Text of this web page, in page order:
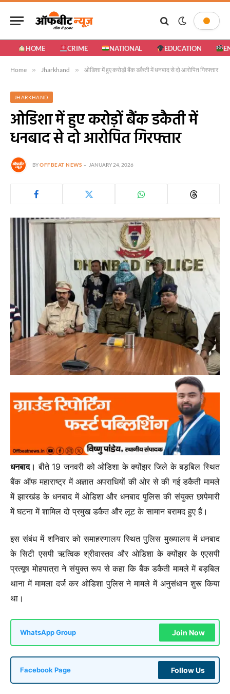
HOME CRIME NATIONAL EDUCATION
Home » Jharkhand » ओडिशा में हुए करोड़ों बैंक डकैती में धनबाद से दो आरोपित गिरफ्तार
JHARKHAND
ओडिशा में हुए करोड़ों बैंक डकैती में
धनबाद से दो आरोपित गिरफ्तार
BYOFFBEAT NEWS JANUARY 24, 2026
धनबाद। बीते 19 जनवरी को ओडिशा के क्योंझर जिले के बड़बिल स्थित
बैंक ऑफ महाराष्ट्र में अज्ञात अपराधियों की ओर से की गई डकैती मामले
में झारखंड के धनबाद में ओडिशा और धनबाद पुलिस की संयुक्त छापेमारी
में घटना में शामिल दो प्रमुख डकैत और लूट के सामान बरामद हुए हैं।
इस संबंध में शनिवार को समाहरणालय स्थित पुलिस मुख्यालय में धनबाद
के सिटी एसपी ऋत्विक श्रीवास्तव और ओडिशा के क्योंझर के एएसपी
प्रत्यूष मोहपात्रा ने संयुक्त रूप से कहा कि बैंक डकैती मामले में बड़बिल
थाना में मामला दर्ज कर ओडिशा पुलिस ने मामले में अनुसंधान शुरू किया
था।
WhatsApp Group Join Now
Facebook Page Follow Us